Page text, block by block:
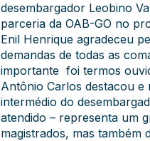
desembargador Leobino
parceria da OAB-GO no
Enil Henrique agradeceu
demandas de todas as
importante foi termos
Antônio Carlos destacou
intermédio do
atendido – representa um
magistrados, mas também